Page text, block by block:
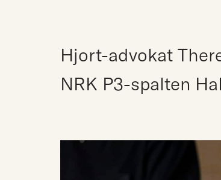
Hjort-advokat
NRK P3-spalten